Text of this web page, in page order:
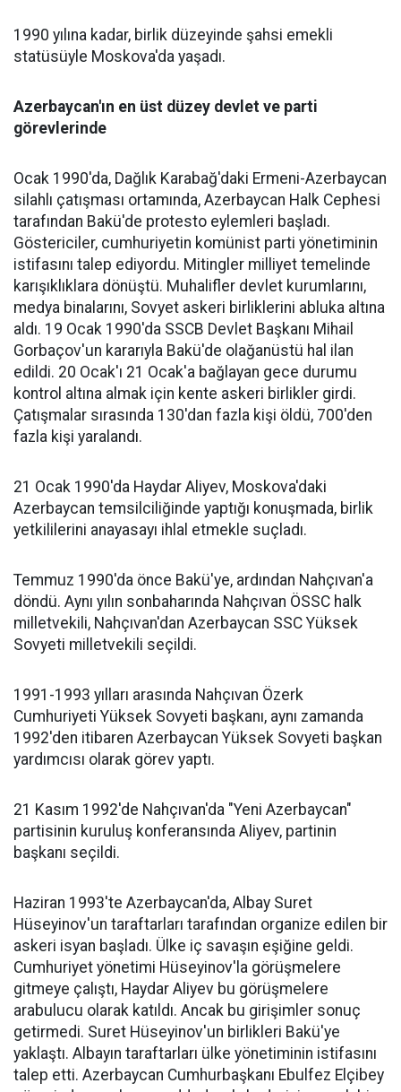
1990 yılına kadar, birlik düzeyinde şahsi emekli
statüsüyle Moskova'da yaşadı.
Azerbaycan'ın en üst düzey devlet ve parti
görevlerinde
Ocak 1990'da, Dağlık Karabağ'daki Ermeni-Azerbaycan
silahlı çatışması ortamında, Azerbaycan Halk Cephesi
tarafından Bakü'de protesto eylemleri başladı.
Göstericiler, cumhuriyetin komünist parti yönetiminin
istifasını talep ediyordu. Mitingler milliyet temelinde
karışıklıklara dönüştü. Muhalifler devlet kurumlarını,
medya binalarını, Sovyet askeri birliklerini abluka altına
aldı. 19 Ocak 1990'da SSCB Devlet Başkanı Mihail
Gorbaçov'un kararıyla Bakü'de olağanüstü hal ilan
edildi. 20 Ocak'ı 21 Ocak'a bağlayan gece durumu
kontrol altına almak için kente askeri birlikler girdi.
Çatışmalar sırasında 130'dan fazla kişi öldü, 700'den
fazla kişi yaralandı.
21 Ocak 1990'da Haydar Aliyev, Moskova'daki
Azerbaycan temsilciliğinde yaptığı konuşmada, birlik
yetkililerini anayasayı ihlal etmekle suçladı.
Temmuz 1990'da önce Bakü'ye, ardından Nahçıvan'a
döndü. Aynı yılın sonbaharında Nahçıvan ÖSSC halk
milletvekili, Nahçıvan'dan Azerbaycan SSC Yüksek
Sovyeti milletvekili seçildi.
1991-1993 yılları arasında Nahçıvan Özerk
Cumhuriyeti Yüksek Sovyeti başkanı, aynı zamanda
1992'den itibaren Azerbaycan Yüksek Sovyeti başkan
yardımcısı olarak görev yaptı.
21 Kasım 1992'de Nahçıvan'da "Yeni Azerbaycan"
partisinin kuruluş konferansında Aliyev, partinin
başkanı seçildi.
Haziran 1993'te Azerbaycan'da, Albay Suret
Hüseyinov'un taraftarları tarafından organize edilen bir
askeri isyan başladı. Ülke iç savaşın eşiğine geldi.
Cumhuriyet yönetimi Hüseyinov'la görüşmelere
gitmeye çalıştı, Haydar Aliyev bu görüşmelere
arabulucu olarak katıldı. Ancak bu girişimler sonuç
getirmedi. Suret Hüseyinov'un birlikleri Bakü'ye
yaklaştı. Albayın taraftarları ülke yönetiminin istifasını
talep etti. Azerbaycan Cumhurbaşkanı Ebulfez Elçibey